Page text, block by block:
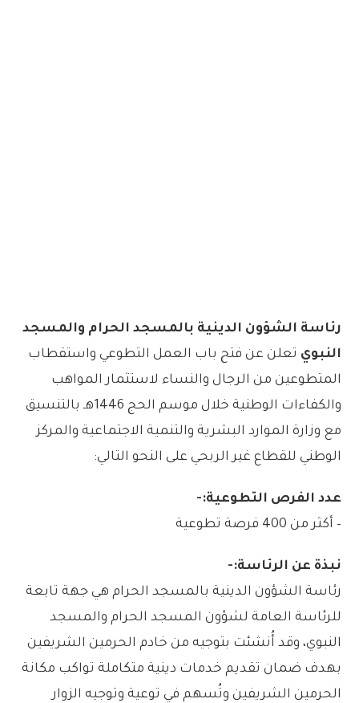
رئاسة الشؤون الدينية بالمسجد الحرام والمسجد
النبوي تعلن عن فتح باب العمل التطوعي واستقطاب
المتطوعين من الرجال والنساء لاستثمار المواهب
والكفاءات الوطنية خلال موسم الحج 1446هـ بالتنسيق
مع وزارة الموارد البشرية والتنمية الاجتماعية والمركز
الوطني للقطاع غير الربحي على النحو التالي:
عدد الفرص التطوعية:-
– أكثر من 400 فرصة تطوعية
نبذة عن الرئاسة:-
رئاسة الشؤون الدينية بالمسجد الحرام هي جهة تابعة
للرئاسة العامة لشؤون المسجد الحرام والمسجد
النبوي، وقد أُنشئت بتوجيه من خادم الحرمين الشريفين
بهدف ضمان تقديم خدمات دينية متكاملة تواكب مكانة
الحرمين الشريفين وتُسهم في توعية وتوجيه الزوار